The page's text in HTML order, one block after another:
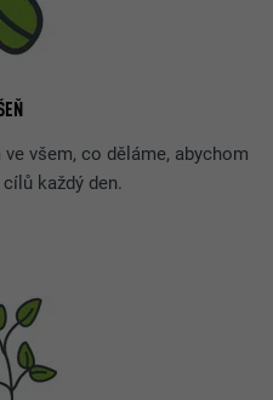
všem, co děláme, abychom
každý den.